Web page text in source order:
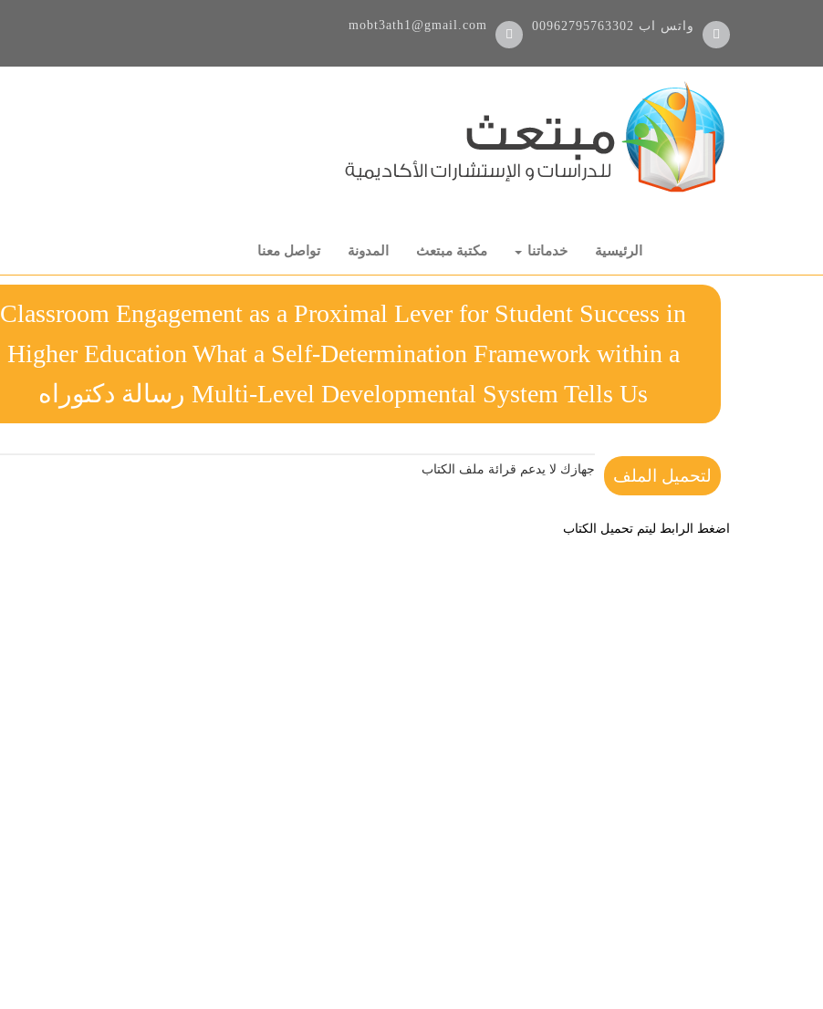
00962795763302 واتس اب mobt3ath1@gmail.com
الرئيسية خدماتنا مكتبة مبتعث المدونة تواصل معنا
Classroom Engagement as a Proximal Lever for Student Success in
Higher Education What a Self-Determination Framework within a
Multi-Level Developmental System Tells Us رسالة دكتوراه
لتحميل الملف جهازك لا يدعم قرائة ملف الكتاب
اضغط الرابط ليتم تحميل الكتاب